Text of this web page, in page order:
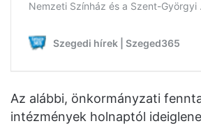
Az alábbi, önkormányzati
intézmények holnaptól